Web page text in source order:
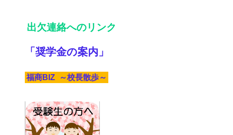
出欠連絡へのリンク
「奨学金の案内」
福商BIZ ～校長散歩～